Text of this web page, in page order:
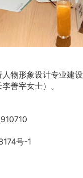
物形象设计专业建设
善宰女士）。
号-1